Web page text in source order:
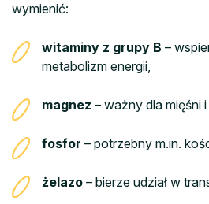
wymienić:
witaminy z grupy B –
metabolizm energii,
magnez – ważny dla mięśni
fosfor – potrzebny m.in.
żelazo – bierze udział w